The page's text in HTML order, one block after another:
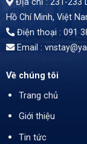
Địa chỉ : 231-233
Hồ Chí Minh, Việt
Điện thoại : 091
Email :
Về chúng tôi
Trang chủ
Giới thiệu
Tin tức